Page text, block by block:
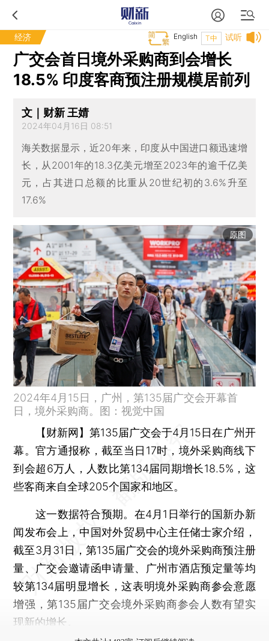
经济 试听
T中
English
广交会首日境外采购商到会增长
18.5% 印度客商预注册规模居前列
文｜财新 王婧
2024年04月16日 08:51
海关数据显示，近20年来，印度从中国进口额迅速增
长，从2001年的18.3亿美元增至2023年的逾千亿美
元，占其进口总额的比重从20世纪初的3.6%升至
17.6%
原图
2024年4月15日，广州，第135届广交会开幕首
日，境外采购商。图：视觉中国
【财新网】 第135届广交会于4月15日在广州开
幕。官方通报称，截至当日17时，境外采购商线下
到会超6万人，人数比第134届同期增长18.5%，这
些客商来自全球205个国家和地区。
这一数据符合预期。在4月1日举行的国新办新
闻发布会上，中国对外贸易中心主任储士家介绍，
截至3月31日，第135届广交会的境外采购商预注册
量、广交会邀请函申请量、广州市酒店预定量等均
较第134届明显增长，这表明境外采购商参会意愿
增强，第135届广交会境外采购商参会人数有望实
现新的增长。